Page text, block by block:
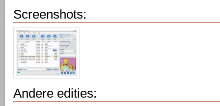
Screenshots:
Andere edities: